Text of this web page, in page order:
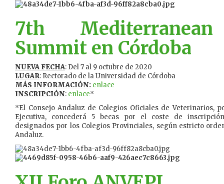
7th
Summit en Córdoba
NUEVA FECHA: Del 7 al 9 octubre de 2020
LUGAR: Rectorado de la Universidad de Córdoba
MÁS INFORMACIÓN: enlace
INSCRIPCIÓN: enlace*
*El Consejo Andaluz de Colegios Oficiales de Veterinarios,
Ejecutiva, concederá 5 becas por el coste de
designados por los Colegios Provinciales, según estricto
Andaluz.